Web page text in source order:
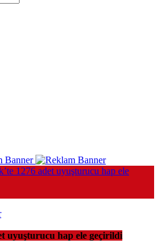
1276 adet uyuşturucu hap ele
uyuşturucu hap ele geçirildi